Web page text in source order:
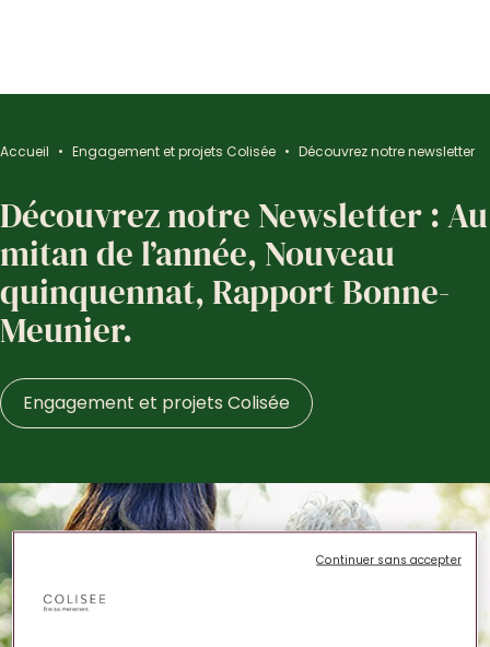
Accueil • Engagement et projets Colisée • Découvrez notre newsletter
Découvrez notre Newsletter : Au
mitan de l’année, Nouveau
quinquennat, Rapport Bonne-
Meunier.
Engagement et projets Colisée
Continuer sans accepter